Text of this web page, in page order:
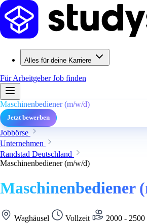
Alles für deine Karriere
Für ArbeitgeberJob finden
Maschinenbediener (m/w/d)
Jetzt bewerben
Jobbörse
Unternehmen
Randstad Deutschland
Maschinenbediener (m/w/d)
Maschinenbediener
Waghäusel Vollzeit
2000 -